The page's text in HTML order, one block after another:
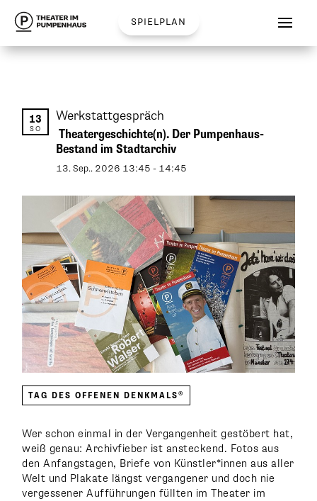
spielplan
13
SO
Werkstattgespräch
Theatergeschichte(n). Der Pumpenhaus-
Bestand im Stadtarchiv
13.Sep.. 2026 13:45 - 14:45
TAG DES OFFENEN DENKMALS®
Wer schon einmal in der Vergangenheit gestöbert hat,
weiß genau: Archivfieber ist ansteckend. Fotos aus
den Anfangstagen, Briefe von Künstler*innen aus aller
Welt und Plakate längst vergangener und doch nie
vergessener Aufführungen füllten im Theater im